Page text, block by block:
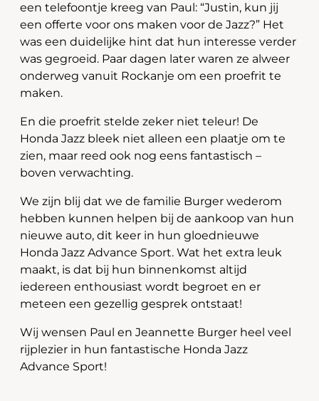
een telefoontje kreeg van Paul: “Justin, kun jij
een offerte voor ons maken voor de Jazz?” Het
was een duidelijke hint dat hun interesse verder
was gegroeid. Paar dagen later waren ze alweer
onderweg vanuit Rockanje om een proefrit te
maken.
En die proefrit stelde zeker niet teleur! De
Honda Jazz bleek niet alleen een plaatje om te
zien, maar reed ook nog eens fantastisch –
boven verwachting.
We zijn blij dat we de familie Burger wederom
hebben kunnen helpen bij de aankoop van hun
nieuwe auto, dit keer in hun gloednieuwe
Honda Jazz Advance Sport. Wat het extra leuk
maakt, is dat bij hun binnenkomst altijd
iedereen enthousiast wordt begroet en er
meteen een gezellig gesprek ontstaat!
Wij wensen Paul en Jeannette Burger heel veel
rijplezier in hun fantastische Honda Jazz
Advance Sport!